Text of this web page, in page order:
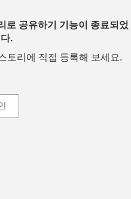
로 공유하기 기능이 종료되었
.
토리에 직접 등록해 보세요.